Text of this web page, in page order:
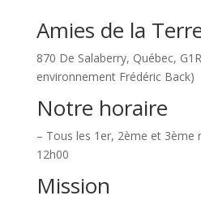
Amies de la
870 De Salaberry, Québec,
environnement Frédéric Back)
Notre horaire
– Tous les 1er, 2ème et 3ème
12h00
Mission